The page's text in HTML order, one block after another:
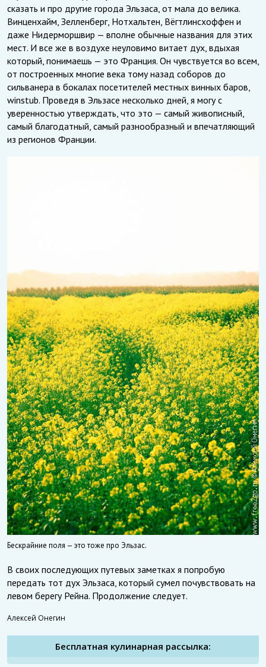
сказать и про другие города Эльзаса, от мала до велика.
Винценхайм, Зелленберг, Нотхальтен, Вёгтлинсхоффен и
даже Нидерморшвир — вполне обычные названия для этих
мест. И все же в воздухе неуловимо витает дух, вдыхая
который, понимаешь — это Франция. Он чувствуется во всем,
от построенных многие века тому назад соборов до
сильванера в бокалах посетителей местных винных баров,
winstub. Проведя в Эльзасе несколько дней, я могу с
уверенностью утверждать, что это — самый живописный,
самый благодатный, самый разнообразный и впечатляющий
из регионов Франции.
Бескрайние поля — это тоже про Эльзас.
В своих последующих путевых заметках я попробую
передать тот дух Эльзаса, который сумел почувствовать на
левом берегу Рейна. Продолжение следует.
Алексей Онегин
Бесплатная кулинарная рассылка: